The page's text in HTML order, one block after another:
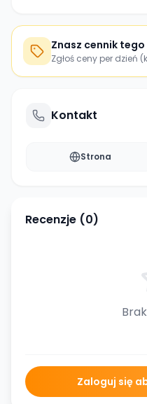
Znasz cennik tego
Zgłoś ceny per dzień
Kontakt
Strona
Recenzje (0)
Zaloguj się